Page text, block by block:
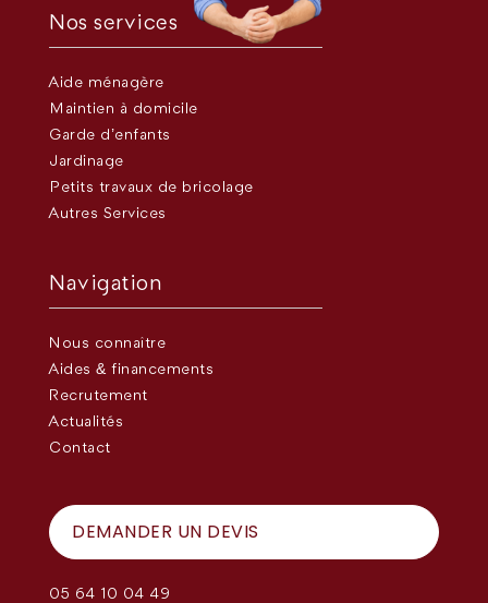
Nos services
Aide ménagère
Maintien à domicile
Garde d’enfants
Jardinage
Petits travaux de bricolage
Autres Services
Navigation
Nous connaître
Aides & financements
Recrutement
Actualités
Contact
DEMANDER UN DEVIS
05 64 10 04 49